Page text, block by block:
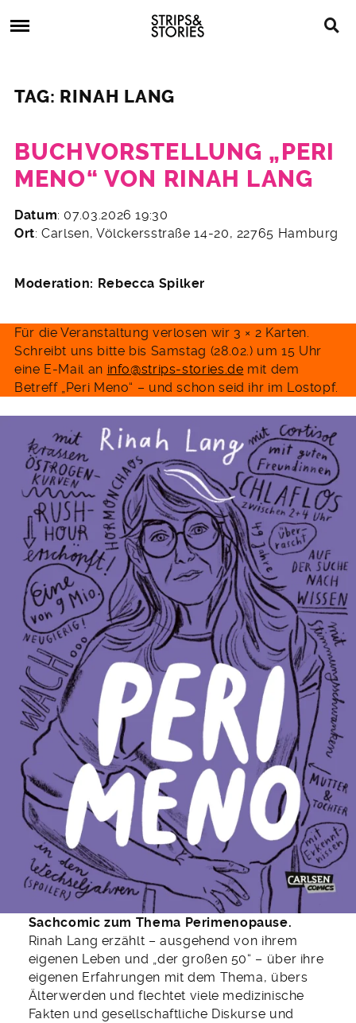
to
Strips
&
Stories
Comics,
TAG: RINAH LANG
BUCHVORSTELLUNG „PERI
MENO“ VON RINAH LANG
29.
Januar
Datum: 07.03.2026 19:30
Ort: Carlsen, Völckersstraße 14-20, 22765 Hamburg
Moderation: Rebecca Spilker
Für die Veranstaltung verlosen wir 3 × 2 Karten.
Schreibt uns bitte bis Samstag (28.02.) um 15 Uhr
eine E-Mail an info@strips-stories.de mit dem
Betreff „Peri Meno“ – und schon seid ihr im Lostopf.
Sachcomic zum Thema Perimenopause.
Rinah Lang erzählt – ausgehend von ihrem
eigenen Leben und „der großen 50“ – über ihre
eigenen Erfahrungen mit dem Thema, übers
Älterwerden und flechtet viele medizinische
Fakten und gesellschaftliche Diskurse und